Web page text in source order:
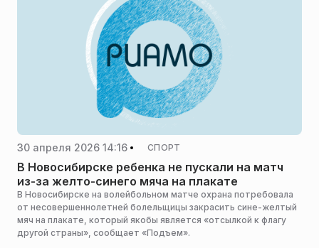
30 апреля 2026 14:16 СПОРТ
В Новосибирске ребенка не пускали на матч
из-за желто-синего мяча на плакате
В Новосибирске на волейбольном матче охрана потребовала
от несовершеннолетней болельщицы закрасить сине-желтый
мяч на плакате, который якобы является «отсылкой к флагу
другой страны», сообщает «Подъем».